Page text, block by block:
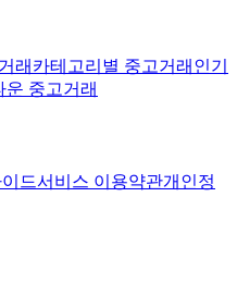
래 카테고리별 중고거래 인기
운 중고거래
드서비스 이용약관개인정